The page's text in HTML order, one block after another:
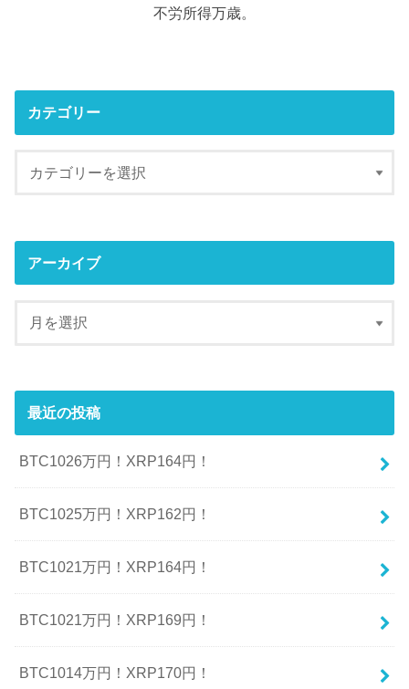
不労所得万歳。
カテゴリー
アーカイブ
最近の投稿
BTC1026万円！XRP164円！
BTC1025万円！XRP162円！
BTC1021万円！XRP164円！
BTC1021万円！XRP169円！
BTC1014万円！XRP170円！